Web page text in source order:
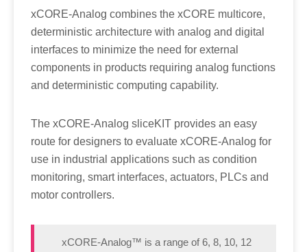
xCORE-Analog combines the xCORE multicore,
deterministic architecture with analog and digital
interfaces to minimize the need for external
components in products requiring analog functions
and deterministic computing capability.
The xCORE-Analog sliceKIT provides an easy
route for designers to evaluate xCORE-Analog for
use in industrial applications such as condition
monitoring, smart interfaces, actuators, PLCs and
motor controllers.
xCORE-Analog™ is a range of 6, 8, 10, 12